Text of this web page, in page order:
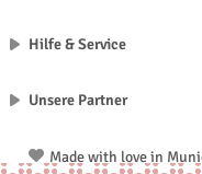
Hilfe & Service
Unsere Partner
Made with love in